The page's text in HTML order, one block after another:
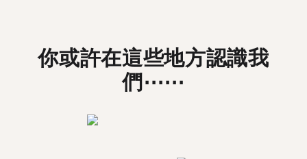
你或許在這些地方認識我
們⋯⋯